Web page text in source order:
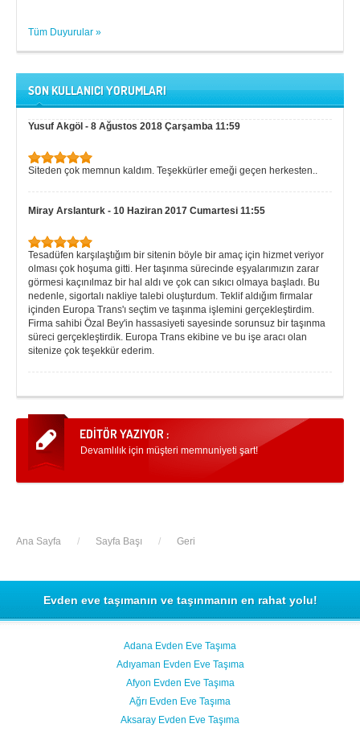
Tüm Duyurular »
SON KULLANICI YORUMLARI
Yusuf Akgöl - 8 Ağustos 2018 Çarşamba 11:59
Siteden çok memnun kaldım. Teşekkürler emeği geçen herkesten..
Miray Arslanturk - 10 Haziran 2017 Cumartesi 11:55
Tesadüfen karşılaştığım bir sitenin böyle bir amaç için hizmet veriyor
olması çok hoşuma gitti. Her taşınma sürecinde eşyalarımızın zarar
görmesi kaçınılmaz bir hal aldı ve çok can sıkıcı olmaya başladı. Bu
nedenle, sigortalı nakliye talebi oluşturdum. Teklif aldığım firmalar
içinden Europa Trans'ı seçtim ve taşınma işlemini gerçekleştirdim.
Firma sahibi Özal Bey'in hassasiyeti sayesinde sorunsuz bir taşınma
süreci gerçekleştirdik. Europa Trans ekibine ve bu işe aracı olan
sitenize çok teşekkür ederim.
Devamlılık için müşteri memnuniyeti şart!
Ana Sayfa / Sayfa Başı / Geri
Evden eve taşımanın ve taşınmanın en rahat yolu!
Adana Evden Eve Taşıma
Adıyaman Evden Eve Taşıma
Afyon Evden Eve Taşıma
Ağrı Evden Eve Taşıma
Aksaray Evden Eve Taşıma